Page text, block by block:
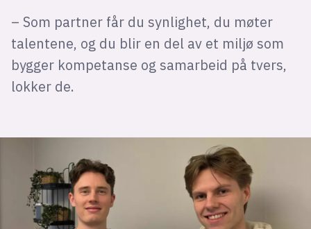
– Som partner får du synlighet, du møter
talentene, og du blir en del av et miljø som
bygger kompetanse og samarbeid på tvers,
lokker de.